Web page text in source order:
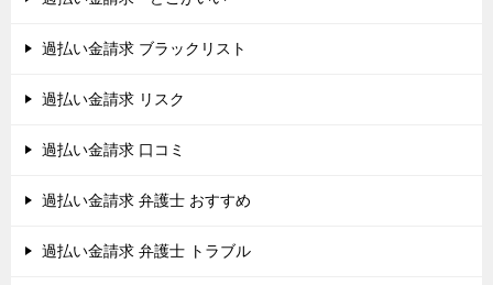
過払い金請求 ブラックリスト
過払い金請求 リスク
過払い金請求 口コミ
過払い金請求 弁護士 おすすめ
過払い金請求 弁護士 トラブル